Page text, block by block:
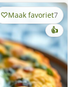
Maak favoriet7
👍